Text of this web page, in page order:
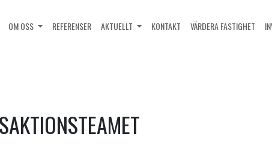
OM OSS REFERENSER AKTUELLT KONTAKT VÄRDERA FASTIGHET